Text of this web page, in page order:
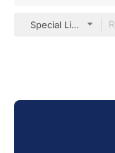
Special Lineal color